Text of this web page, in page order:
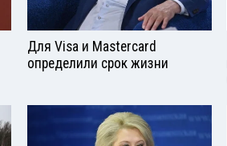
Для Visа и Mastercard
определили срок жизни